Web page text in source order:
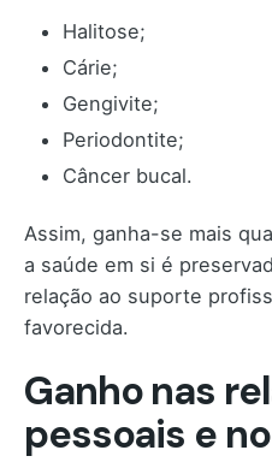
Halitose;
Cárie;
Gengivite;
Periodontite;
Câncer bucal.
Assim, ganha-se mais
a saúde em si é
relação ao suporte
favorecida.
Ganho nas
pessoais e